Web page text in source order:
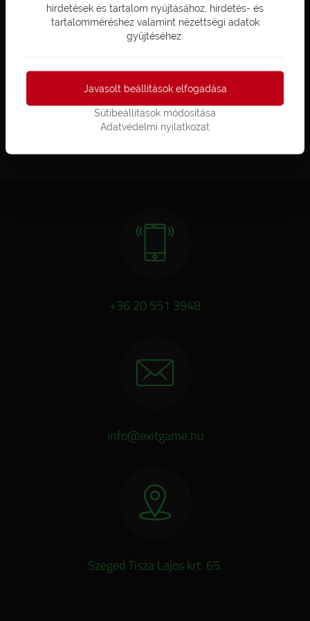
saját repertoár bővült a misztikus
szobával.
+36 20 551 3948
info@exitgame.hu
Szeged Tisza Lajos krt. 65.
hirdetések és tartalom nyújtásához, hirdetés- és
tartalomméréshez valamint nézettségi adatok
gyűjtéséhez.
Javasolt beállítások elfogadása
Sütibeállítások módosítása
Adatvédelmi nyilatkozat